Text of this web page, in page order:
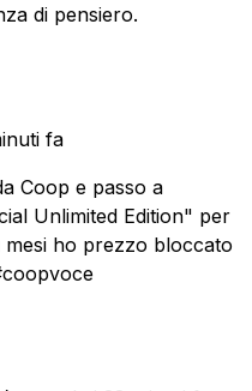
di pensiero.
fa
Coop e passo a
Unlimited Edition" per
ho prezzo bloccato